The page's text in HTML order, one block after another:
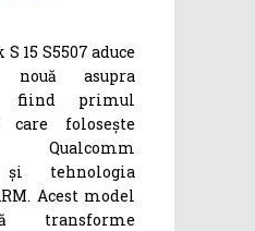
15 S5507 aduce
asupra
fiind primul
care folosește
Qualcomm
și tehnologia
Acest model
transforme